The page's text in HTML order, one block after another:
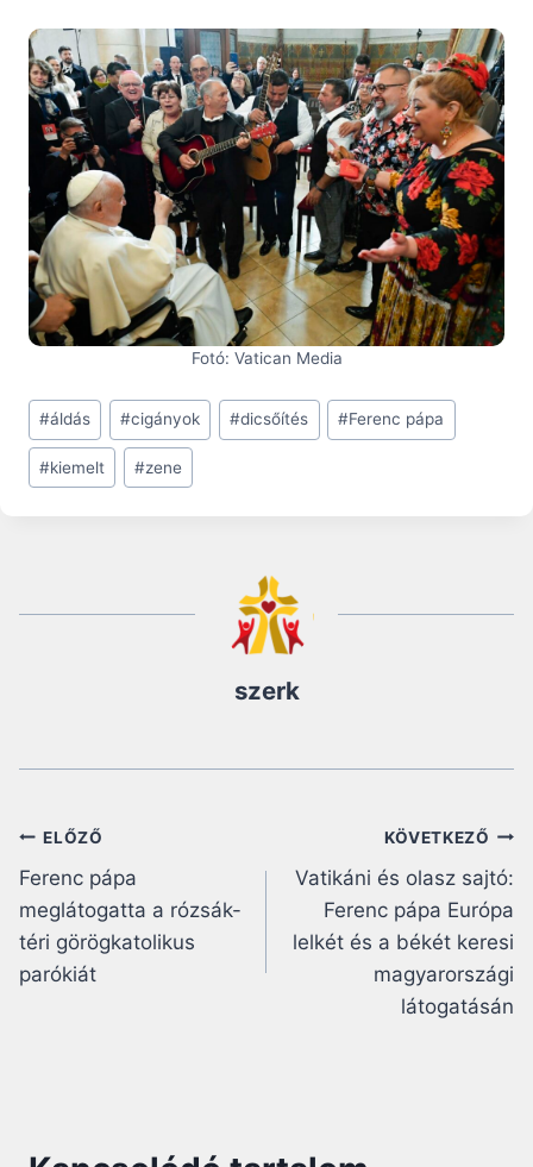
Fotó: Vatican Media
Post
Tags:
#áldás #cigányok #dicsőítés #Ferenc pápa
#kiemelt #zene
szerk
Bejegyzés
navigáció
ELŐZŐ
Ferenc pápa
meglátogatta a rózsák-
téri görögkatolikus
parókiát
KÖVETKEZŐ
Vatikáni és olasz sajtó:
Ferenc pápa Európa
lelkét és a békét keresi
magyarországi
látogatásán